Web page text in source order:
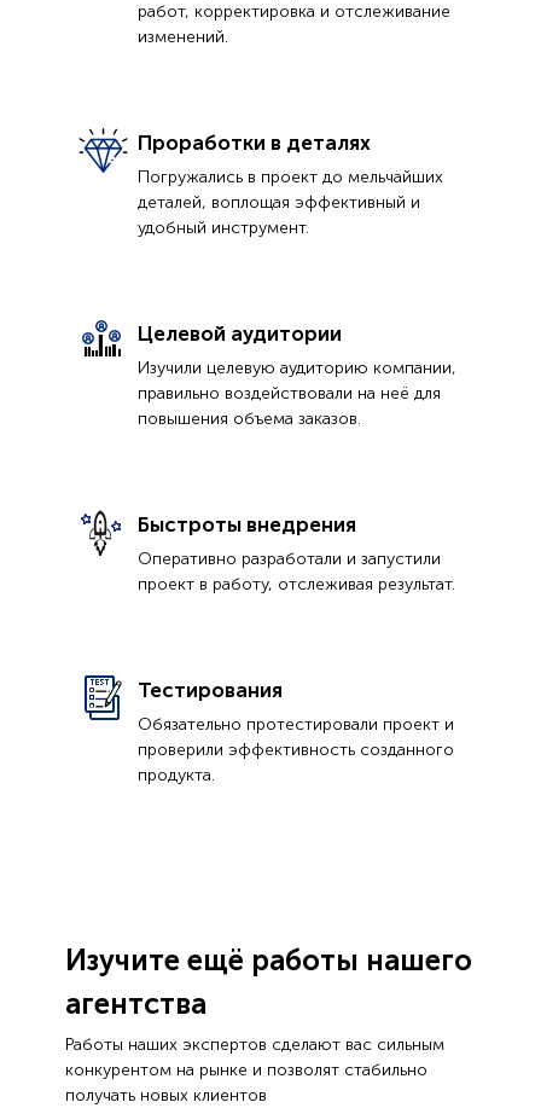
работ, корректировка и отслеживание
изменений.
Проработки в деталях
Погружались в проект до мельчайших
деталей, воплощая эффективный и
удобный инструмент.
Целевой аудитории
Изучили целевую аудиторию компании,
правильно воздействовали на неё для
повышения объема заказов.
Быстроты внедрения
Оперативно разработали и запустили
проект в работу, отслеживая результат.
Тестирования
Обязательно протестировали проект и
проверили эффективность созданного
продукта.
Изучите ещё работы нашего
агентства
Работы наших экспертов сделают вас сильным
конкурентом на рынке и позволят стабильно
получать новых клиентов